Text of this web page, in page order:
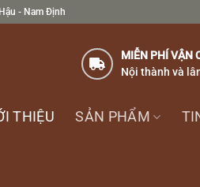
- Nam Định
MIỄN PHÍ VẬN
Nội thành và
THIỆU SẢN PHẨM